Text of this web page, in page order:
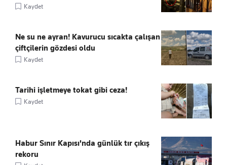
Kaydet
Ne su ne ayran! Kavurucu sıcakta çalışan
çiftçilerin gözdesi oldu
Kaydet
Tarihi işletmeye tokat gibi ceza!
Kaydet
Habur Sınır Kapısı'nda günlük tır çıkış
rekoru